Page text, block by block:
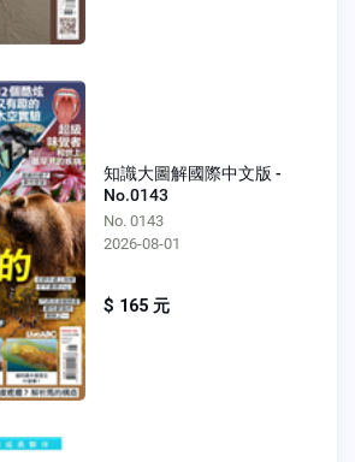
知識大圖解國際中文版 -
No.0143
No. 0143
2026-08-01
$ 165 元